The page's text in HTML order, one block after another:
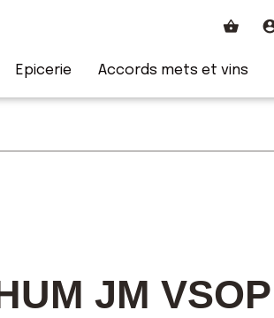
Epicerie Accords mets et vins
JM VSOP